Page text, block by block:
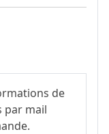
de
par mail